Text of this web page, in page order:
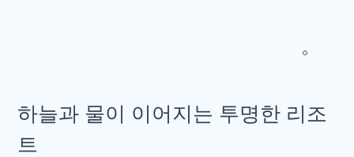
하늘과 물이 이어지는 투명한 리조
트